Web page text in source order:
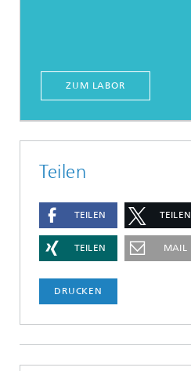
ZUM LABOR
Teilen
TEILEN TEILEN
TEILEN MAIL
DRUCKEN